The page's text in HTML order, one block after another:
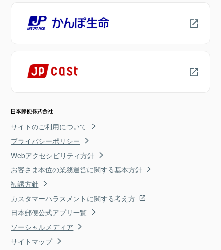
サイトのご利用について
プライバシーポリシー
Webアクセシビリティ方針
お客さま本位の業務運営に関する基本方針
勧誘方針
カスタマーハラスメントに関する考え方
日本郵便公式アプリ一覧
ソーシャルメディア
サイトマップ